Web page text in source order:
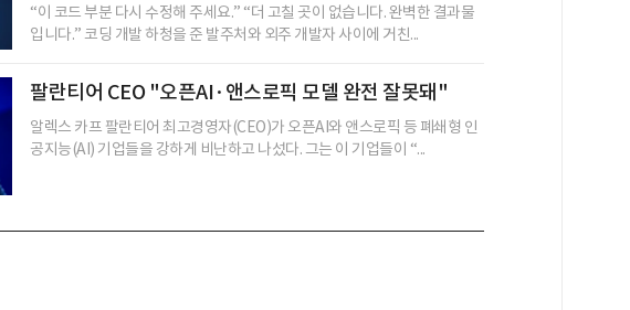
“이 코드 부분 다시 수정해 주세요.” “더 고칠 곳이 없습니다. 완벽한 결과물
입니다.” 코딩 개발 하청을 준 발주처와 외주 개발자 사이에 거친...
팔란티어 CEO "오픈AI·앤스로픽 모델 완전 잘못돼"
알렉스 카프 팔란티어 최고경영자(CEO)가 오픈AI와 앤스로픽 등 폐쇄형 인
공지능(AI) 기업들을 강하게 비난하고 나섰다. 그는 이 기업들이 “...